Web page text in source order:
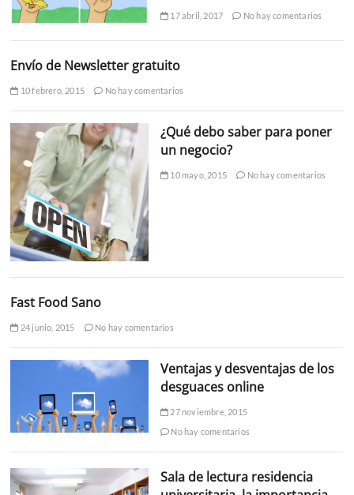
17 abril, 2017 No hay comentarios
Envío de Newsletter gratuito
10 febrero, 2015 No hay comentarios
¿Qué debo saber para poner
un negocio?
10 mayo, 2015 No hay comentarios
Fast Food Sano
24 junio, 2015 No hay comentarios
Ventajas y desventajas de los
desguaces online
27 noviembre, 2015
No hay comentarios
Sala de lectura residencia